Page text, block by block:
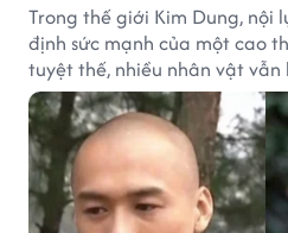
Trong thế giới Kim Dung, nội
định sức mạnh của một cao
tuyệt thế, nhiều nhân vật
dưới đây về độ thâm hậu của